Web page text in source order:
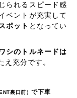
られるスピード感
ベントが充実して
ポット となってい
シのトルネードは
え充分です。
裏口前）で下車